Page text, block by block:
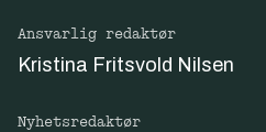
Ansvarlig redaktør
Kristina Fritsvold Nilsen
Nyhetsredaktør